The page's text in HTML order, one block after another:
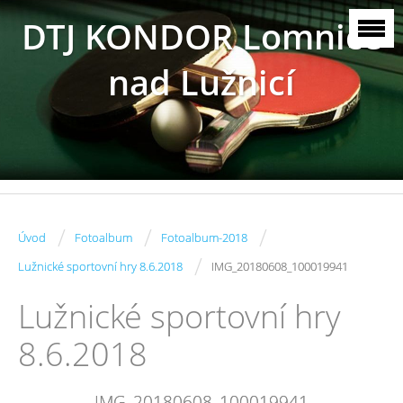
DTJ KONDOR Lomnice
nad Lužnicí
Úvod / Fotoalbum / Fotoalbum-2018 /
Lužnické sportovní hry 8.6.2018 / IMG_20180608_100019941
Lužnické sportovní hry
8.6.2018